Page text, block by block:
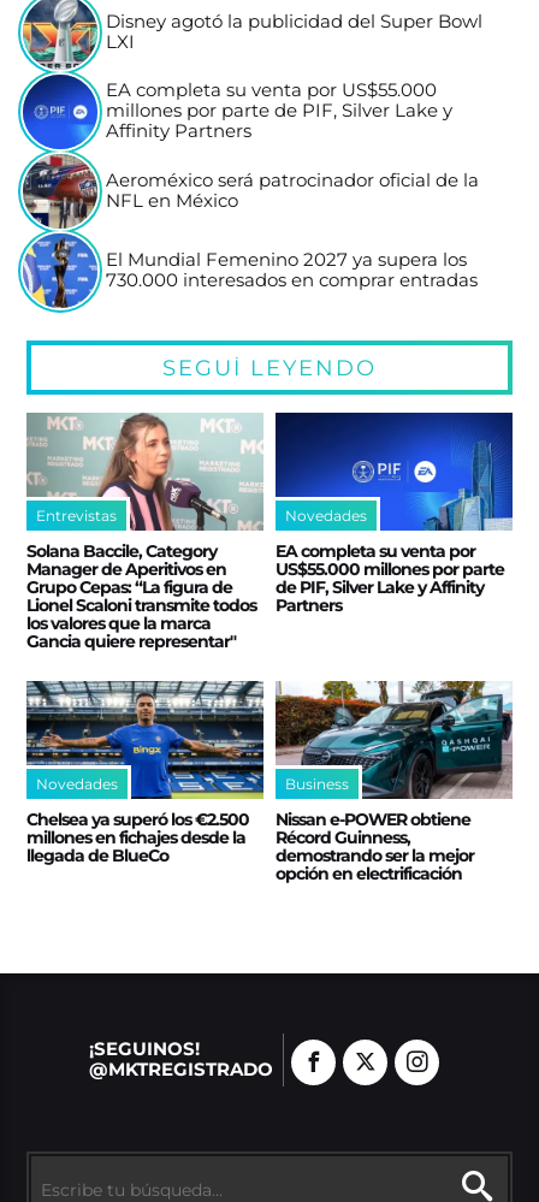
Disney agotó la publicidad del Super Bowl
LXI
EA completa su venta por US$55.000
millones por parte de PIF, Silver Lake y
Affinity Partners
Aeroméxico será patrocinador oficial de la
NFL en México
El Mundial Femenino 2027 ya supera los
730.000 interesados en comprar entradas
SEGUÍ LEYENDO
Entrevistas
Solana Baccile, Category
Manager de Aperitivos en
Grupo Cepas: “La figura de
Lionel Scaloni transmite todos
los valores que la marca
Gancia quiere representar"
Novedades
EA completa su venta por
US$55.000 millones por parte
de PIF, Silver Lake y Affinity
Partners
Novedades
Chelsea ya superó los €2.500
millones en fichajes desde la
llegada de BlueCo
Business
Nissan e‑POWER obtiene
Récord Guinness,
demostrando ser la mejor
opción en electrificación
¡SEGUINOS!
@MKTREGISTRADO